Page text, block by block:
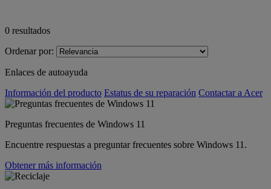
0 resultados
Ordenar por:
Enlaces de autoayuda
Información del producto Estatus de su reparación Contactar a Acer
Preguntas frecuentes de Windows 11
Encuentre respuestas a preguntar frecuentes sobre Windows 11.
Obtener más información